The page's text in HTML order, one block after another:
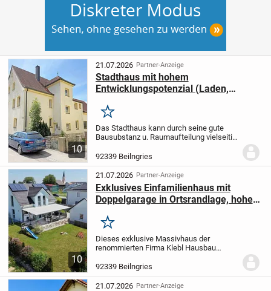
10
21.07.2026 Partner-Anzeige
Stadthaus mit hohem
Entwicklungspotenzial (Laden,
Zentrumslage
Merken
Das Stadthaus kann durch seine gute
Bausubstanz u. Raumaufteilung vielseitig
werden.Raumaufteilung:
m²): Laden mit separatem Eingang,
Büro,...
92339 Beilngries
10
21.07.2026 Partner-Anzeige
Exklusives Einfamilienhaus mit
Doppelgarage in Ortsrandlage, hoher
Wohnkomfort
Merken
Dieses exklusive Massivhaus der
renommierten Firma Klebl Hausbau
mit modernem Wohnkomfort. Die sehr
hochwertige Ausstattung und eine perfekt
durchdachte...
92339 Beilngries
21.07.2026 Partner-Anzeige